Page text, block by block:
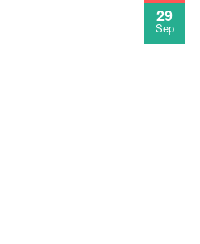
29
Sep